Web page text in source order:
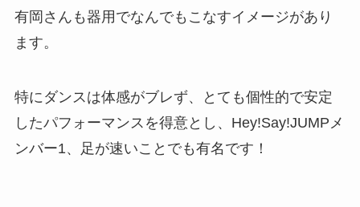
有岡さんも器用でなんでもこなすイメージがあり
ます。
特にダンスは体感がブレず、とても個性的で安定
したパフォーマンスを得意とし、Hey!Say!JUMPメ
ンバー1、足が速いことでも有名です！